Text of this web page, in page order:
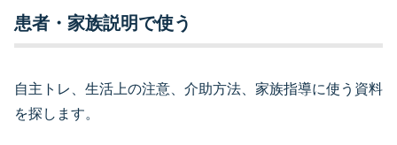
患者・家族説明で使う
自主トレ、生活上の注意、介助方法、家族指導に使う資料
を探します。